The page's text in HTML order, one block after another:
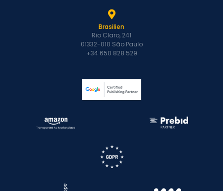
Brasilien
Rio Claro, 241
01332-010 São Paulo
+34 650 828 529